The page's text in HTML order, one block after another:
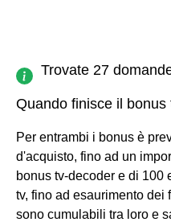
Trovate 27
Quando finisce il bonus
Per entrambi i bonus è
d'acquisto, fino ad un
bonus tv-decoder e di 100
tv, fino ad esaurimento
sono cumulabili tra loro e